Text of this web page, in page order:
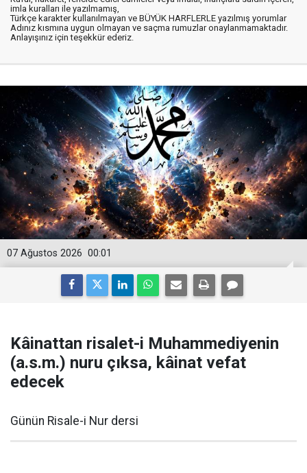
imla kuralları ile yazılmamış,
Türkçe karakter kullanılmayan ve BÜYÜK HARFLERLE yazılmış yorumlar
Adınız kısmına uygun olmayan ve saçma rumuzlar onaylanmamaktadır.
Anlayışınız için teşekkür ederiz.
00:01
07 Ağustos 2026
Kâinattan risalet-i Muhammediyenin
(a.s.m.) nuru çıksa, kâinat vefat
edecek
Günün Risale-i Nur dersi